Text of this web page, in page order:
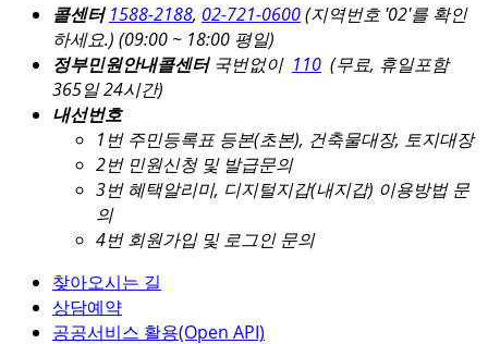
콜센터 1588-2188, 02-721-0600(지역번호 '02'를 확인
하세요.) (09:00 ~ 18:00 평일)
정부민원안내콜센터국번없이 110 (무료, 휴일포함
365일 24시간)
내선번호
1번 주민등록표 등본(초본), 건축물대장, 토지대장
2번 민원신청 및 발급문의
3번 혜택알리미, 디지털지갑(내지갑) 이용방법 문
의
4번 회원가입 및 로그인 문의
찾아오시는 길
상담예약
공공서비스 활용(Open API)